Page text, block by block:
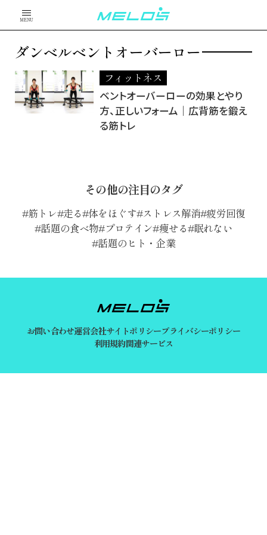
MENU
ダンベルベントオーバーロー
フィットネス
ベントオーバーローの効果とやり
方、正しいフォーム｜広背筋を鍛え
る筋トレ
その他の注目のタグ
筋トレ 走る 体をほぐす ストレス解消 疲労回復
話題の食べ物 プロテイン 痩せる 眠れない
話題のヒト・企業
お問い合わせ運営会社サイトポリシープライバシーポリシー
利用規約関連サービス